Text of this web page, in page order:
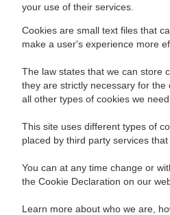
your use of their services.
Cookies are small text files that
make a user's experience more
The law states that we can store
they are strictly necessary for
all other types of cookies we
This site uses different types of
placed by third party services
You can at any time change or
the Cookie Declaration on our
Learn more about who we are,